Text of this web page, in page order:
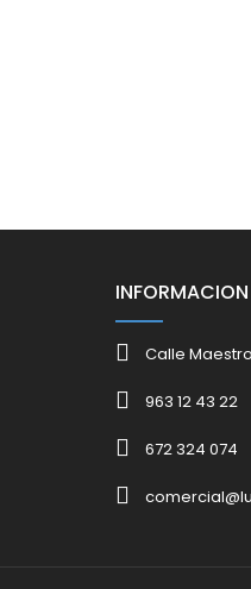
INFORMACION
Calle
963 12 43 22
672 324 074